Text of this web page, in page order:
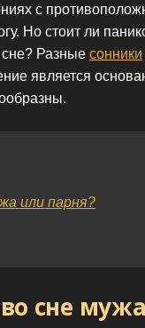
с
Но стоит ли
сне? Разные сонники
является
или парня?
сне